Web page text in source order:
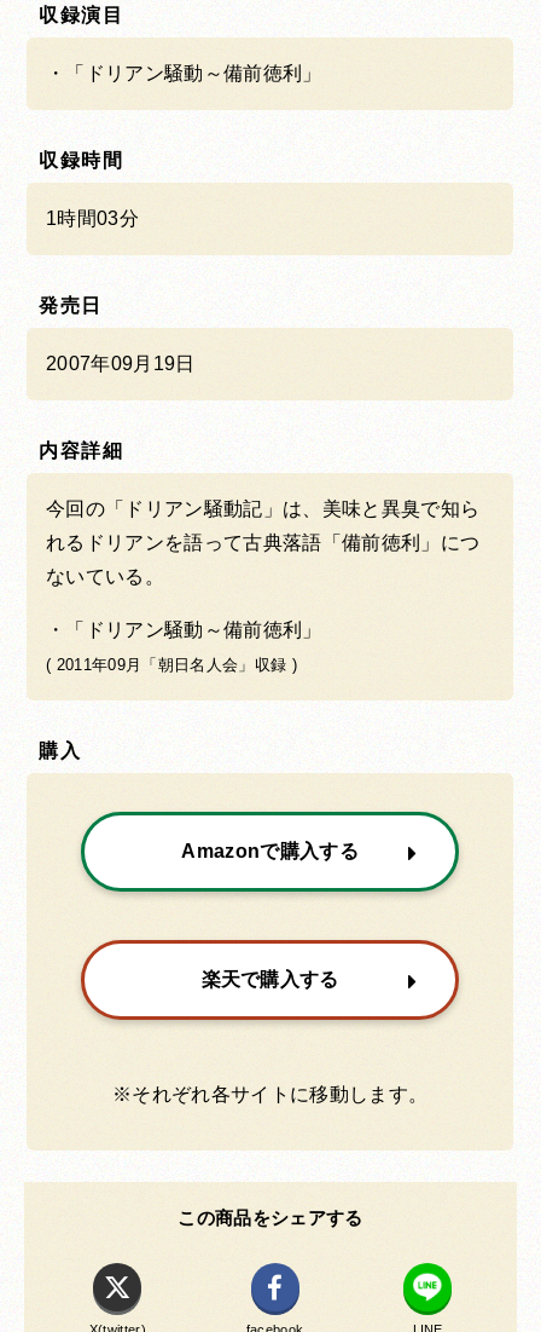
収録演目
「ドリアン騒動～備前徳利」
収録時間
1時間03分
発売日
2007年09月19日
内容詳細
今回の「ドリアン騒動記」は、美味と異臭で知ら
れるドリアンを語って古典落語「備前徳利」につ
ないている。
「ドリアン騒動～備前徳利」
( 2011年09月「朝日名人会」収録 )
購入
Amazonで購入する
楽天で購入する
※それぞれ各サイトに移動します。
この商品をシェアする